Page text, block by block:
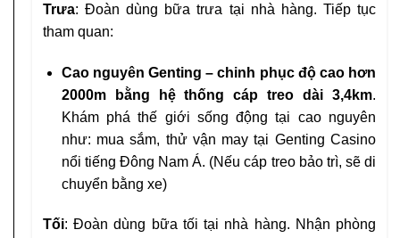
Trưa: Đoàn dùng bữa trưa tại nhà hàng. Tiếp tục
tham quan:
Cao nguyên Genting – chinh phục độ cao hơn
2000m bằng hệ thống cáp treo dài 3,4km.
Khám phá thế giới sống động tại cao nguyên
như: mua sắm, thử vận may tại Genting Casino
nổi tiếng Đông Nam Á. (Nếu cáp treo bảo trì, sẽ di
chuyển bằng xe)
Tối: Đoàn dùng bữa tối tại nhà hàng. Nhận phòng